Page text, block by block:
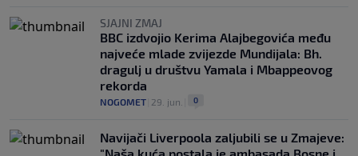
SJAJNI ZMAJ
BBC izdvojio Kerima Alajbegovića među
najveće mlade zvijezde Mundijala: Bh.
dragulj u društvu Yamala i Mbappeovog
rekorda
NOGOMET 29. jun. 0
Navijači Liverpoola zaljubili se u Zmajeve: